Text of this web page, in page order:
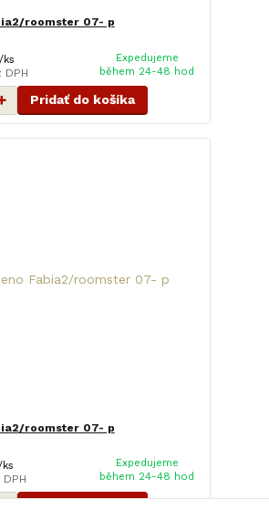
roomster 07- p
ks
DPH
Expedujeme
během 24-48 hod
Pridať do košíka
roomster 07- p
/ks
Expedujeme
během 24-48 hod